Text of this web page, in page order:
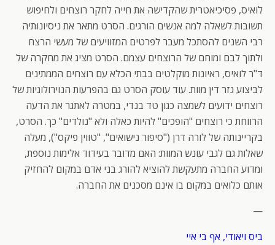
לואיס, פסיכיאטרית שהקדישה את חייה לחקר רוצחים ולחיפוש
תשובות לשאלה למה אנשים הורגים. הסרט מתאר את ניסיונותיה
רבי השנים להסתכל מעבר לפרטים המזוויעים של מעשי הרצח
ולתוך לבם ומוחם של הרוצחים עצמם. הסרט מציג את מחקרה של
ד"ר לואיס, ראיונות מוקלטים בבתי הכלא עם רוצחים הממתינים
לביצוע גזר דין מוות. עוד עוסק הסרט גם בהפרעות הנוירולוגיות של
רוצחים ידועים לשמצה כגון טד בנדי, במטרה לאתגר את הדעה
הרווחת כי רוצחים "הופכים" להיות כאלה ולא "נולדים" כך. הסרט,
בקריינותה של לורה דרן ("סיפור נישואים", "טווין פיקס"), מעלה
שאלות גם לגבי עונש המוות: האם מדובר בעידוד אלימות נוספת,
ומדוע החברה מתעקשת להוציא להורג בני אדם במקום להחזיק
אותם כלואים במקום בו אינם מסכנים את החברה.
—
ביס ויאודי, אף בי איי